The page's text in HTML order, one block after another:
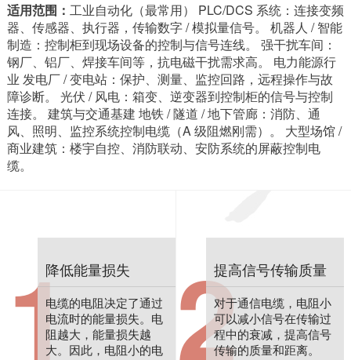
适用范围： 工业自动化（最常用） PLC/DCS 系统：连接变频
器、传感器、执行器，传输数字 / 模拟量信号。 机器人 / 智能
制造：控制柜到现场设备的控制与信号连线。 强干扰车间：
钢厂、铝厂、焊接车间等，抗电磁干扰需求高。 电力能源行
业 发电厂 / 变电站：保护、测量、监控回路，远程操作与故
障诊断。 光伏 / 风电：箱变、逆变器到控制柜的信号与控制
连接。 建筑与交通基建 地铁 / 隧道 / 地下管廊：消防、通
风、照明、监控系统控制电缆（A 级阻燃刚需）。 大型场馆 /
商业建筑：楼宇自控、消防联动、安防系统的屏蔽控制电
缆。
1降低能量损失
电缆的电阻决定了通过
电流时的能量损失。电
阻越大，能量损失越
大。因此，电阻小的电
2提高信号传输质量
对于通信电缆，电阻小
可以减小信号在传输过
程中的衰减，提高信号
传输的质量和距离。